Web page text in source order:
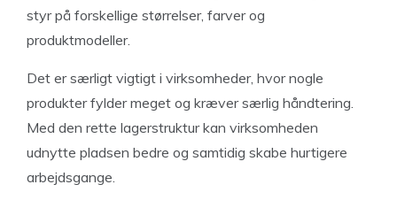
styr på forskellige størrelser, farver og
produktmodeller.
Det er særligt vigtigt i virksomheder, hvor nogle
produkter fylder meget og kræver særlig håndtering.
Med den rette lagerstruktur kan virksomheden
udnytte pladsen bedre og samtidig skabe hurtigere
arbejdsgange.